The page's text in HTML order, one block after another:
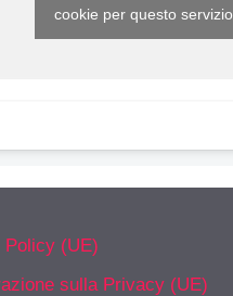
cookie per questo servizio
Policy (UE)
sulla Privacy (UE)